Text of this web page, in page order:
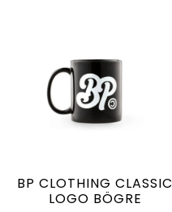
BP CLOTHING CLASSIC
LOGO BÖGRE